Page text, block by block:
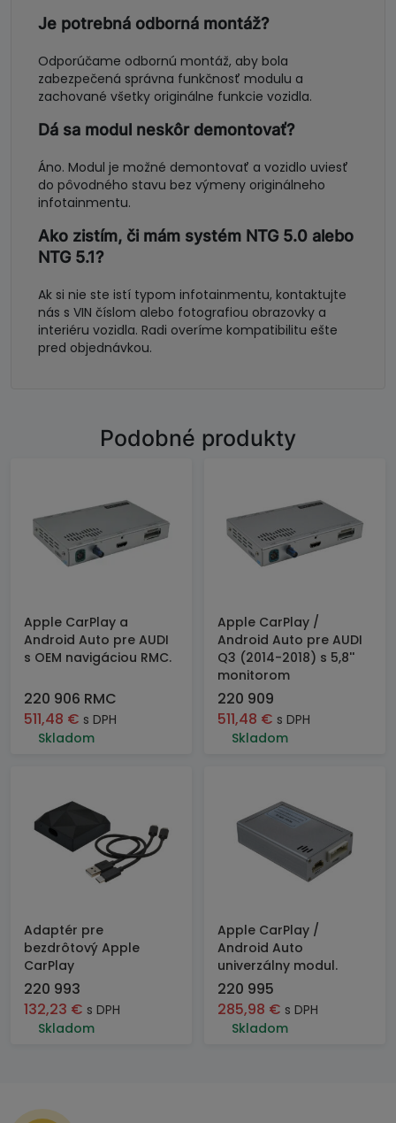
Je potrebná odborná montáž?
Odporúčame odbornú montáž, aby bola
zabezpečená správna funkčnosť modulu a
zachované všetky originálne funkcie vozidla.
Dá sa modul neskôr demontovať?
Áno. Modul je možné demontovať a vozidlo uviesť
do pôvodného stavu bez výmeny originálneho
infotainmentu.
Ako zistím, či mám systém NTG 5.0 alebo
NTG 5.1?
Ak si nie ste istí typom infotainmentu, kontaktujte
nás s VIN číslom alebo fotografiou obrazovky a
interiéru vozidla. Radi overíme kompatibilitu ešte
pred objednávkou.
Podobné produkty
Apple CarPlay a
Android Auto pre AUDI
s OEM navigáciou RMC.
220 906 RMC
511,48 € s DPH
Skladom
Apple CarPlay /
Android Auto pre AUDI
Q3 (2014-2018) s 5,8''
monitorom
220 909
511,48 € s DPH
Skladom
Adaptér pre
bezdrôtový Apple
CarPlay
220 993
132,23 € s DPH
Skladom
Apple CarPlay /
Android Auto
univerzálny modul.
220 995
285,98 € s DPH
Skladom